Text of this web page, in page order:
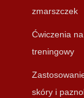
zmarszczek
Ćwiczenia
treningowy
skóry i